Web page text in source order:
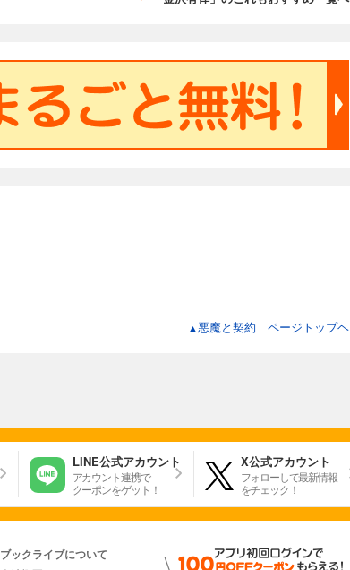
▲ 悪魔と契約 ページトップヘ
LINE公式アカウント
アカウント連携で
クーポンをゲット！
X公式アカウント
フォローして最新情報
をチェック！
ブックライブについて